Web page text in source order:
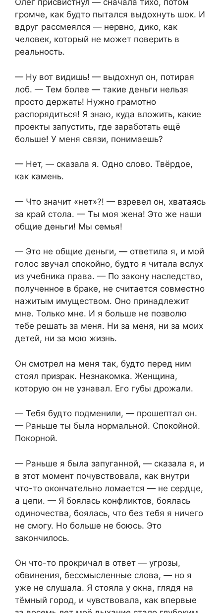
Олег присвистнул — сначала тихо, потом
громче, как будто пытался выдохнуть шок. И
вдруг рассмеялся — нервно, дико, как
человек, который не может поверить в
реальность.
— Ну вот видишь! — выдохнул он, потирая
лоб. — Тем более — такие деньги нельзя
просто держать! Нужно грамотно
распорядиться! Я знаю, куда вложить, какие
проекты запустить, где заработать ещё
больше! У меня связи, понимаешь?
— Нет, — сказала я. Одно слово. Твёрдое,
как камень.
— Что значит «нет»?! — взревел он, хватаясь
за край стола. — Ты моя жена! Это же наши
общие деньги! Мы семья!
— Это не общие деньги, — ответила я, и мой
голос звучал спокойно, будто я читала вслух
из учебника права. — По закону наследство,
полученное в браке, не считается совместно
нажитым имуществом. Оно принадлежит
мне. Только мне. И я больше не позволю
тебе решать за меня. Ни за меня, ни за моих
детей, ни за мою жизнь.
Он смотрел на меня так, будто перед ним
стоял призрак. Незнакомка. Женщина,
которую он не узнавал. Его губы дрожали.
— Тебя будто подменили, — прошептал он.
— Раньше ты была нормальной. Спокойной.
Покорной.
— Раньше я была запуганной, — сказала я, и
в этот момент почувствовала, как внутри
что-то окончательно ломается — не сердце,
а цепи. — Я боялась конфликтов, боялась
одиночества, боялась, что без тебя я ничего
не смогу. Но больше не боюсь. Это
закончилось.
Он что-то прокричал в ответ — угрозы,
обвинения, бессмысленные слова, — но я
уже не слушала. Я стояла у окна, глядя на
тёмный город, и чувствовала, как впервые